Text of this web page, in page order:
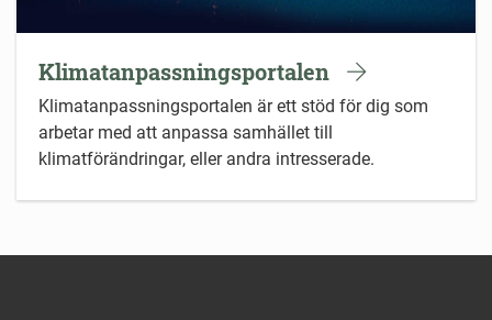
Klimatanpassningsportalen
Klimatanpassningsportalen är ett stöd för dig som
arbetar med att anpassa samhället till
klimatförändringar, eller andra intresserade.